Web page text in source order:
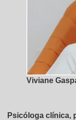
Viviane
Psicóloga clínica,